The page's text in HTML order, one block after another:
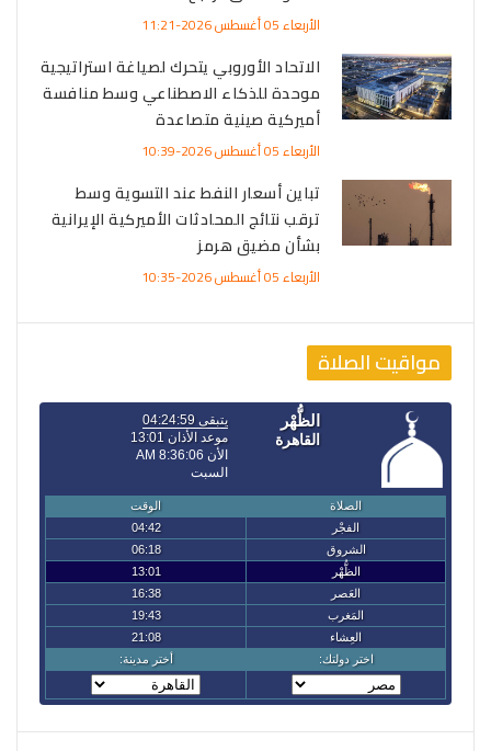
الأربعاء 05 أغسطس 2026-11:21
الاتحاد الأوروبي يتحرك لصياغة استراتيجية
موحدة للذكاء الاصطناعي وسط منافسة
أميركية صينية متصاعدة
الأربعاء 05 أغسطس 2026-10:39
تباين أسعار النفط عند التسوية وسط
ترقب نتائج المحادثات الأميركية الإيرانية
بشأن مضيق هرمز
الأربعاء 05 أغسطس 2026-10:35
مواقيت الصلاة